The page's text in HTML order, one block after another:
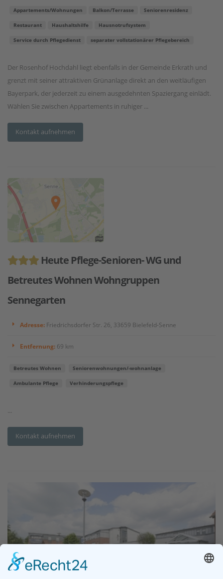
Appartements/Wohnungen Balkon/Terrasse Seniorenresidenz
Restaurant Haushaltshilfe Hausnotrufsystem
Service durch Pflegedienst separater vollstationärer Pflegebereich
Der Rosenhof Hochdahl liegt ebenfalls in der Gemeinde Erkrath und
grenzt mit seiner attraktiven Grünanlage direkt an den weitläufigen
Bayerpark, der jederzeit zu einem ausgedehnten Spaziergang einlädt.
Wählen Sie zwischen Appartements in ruhiger ...
Kontakt aufnehmen
Heute Pflege-Senioren- WG und
Betreutes Wohnen Wohngruppen
Sennegarten
Adresse: Friedrichsdorfer Str. 26, 33659 Bielefeld-Senne
Entfernung: 69 km
Betreutes Wohnen Seniorenwohnungen/-wohnanlage
Ambulante Pflege Verhinderungspflege
...
Kontakt aufnehmen